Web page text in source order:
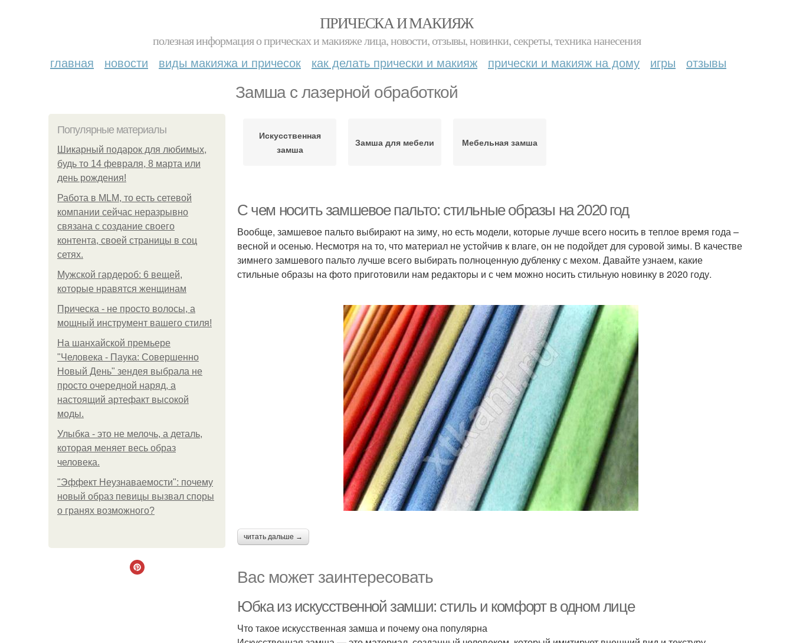
ПРИЧЕСКА И МАКИЯЖ
полезная информация о прическах и макияже лица, новости, отзывы, новинки, секреты, техника нанесения
главная новости виды макияжа и причесок как делать прически и макияж прически и макияж на дому игры отзывы
Замша с лазерной обработкой
Популярные материалы
Шикарный подарок для любимых,
будь то 14 февраля, 8 марта или
день рождения!
Работа в MLM, то есть сетевой
компании сейчас неразрывно
связана с создание своего
контента, своей страницы в соц
сетях.
Мужской гардероб: 6 вещей,
которые нравятся женщинам
Прическа - не просто волосы, а
мощный инструмент вашего стиля!
На шанхайской премьере
"Человека - Паука: Совершенно
Новый День" зендея выбрала не
просто очередной наряд, а
настоящий артефакт высокой
моды.
Улыбка - это не мелочь, а деталь,
которая меняет весь образ
человека.
"Эффект Неузнаваемости": почему
новый образ певицы вызвал споры
о гранях возможного?
Искусственная
замша
Замша для мебели Мебельная замша
С чем носить замшевое пальто: стильные образы на 2020 год
Вообще, замшевое пальто выбирают на зиму, но есть модели, которые лучше всего носить в теплое время года –
весной и осенью. Несмотря на то, что материал не устойчив к влаге, он не подойдет для суровой зимы. В качестве
зимнего замшевого пальто лучше всего выбирать полноценную дубленку с мехом. Давайте узнаем, какие
стильные образы на фото приготовили нам редакторы и с чем можно носить стильную новинку в 2020 году.
читать дальше →
Вас может заинтересовать
Юбка из искусственной замши: стиль и комфорт в одном лице
Что такое искусственная замша и почему она популярна